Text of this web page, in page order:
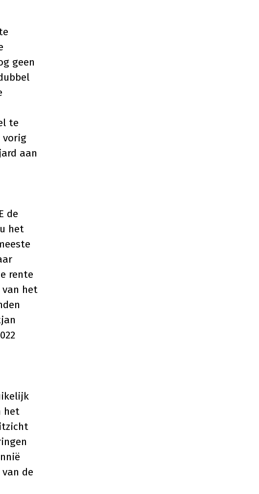
geen
te
vorig
aan
de
het
rente
het
het
de